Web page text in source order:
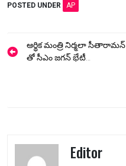
POSTED UNDER AP
Post
navigation
ఆర్థిక మంత్రి నిర్మలా సీతారామన్‌
తో సీఎం జగన్ భేటీ…
Editor